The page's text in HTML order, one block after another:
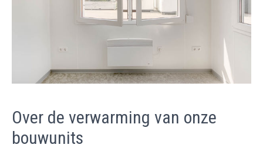
Over de verwarming van onze
bouwunits